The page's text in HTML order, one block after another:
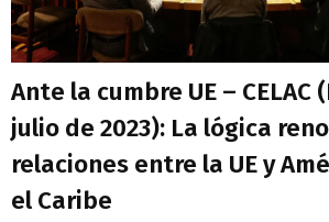
Ante la cumbre UE – CELAC
julio de 2023): La lógica
relaciones entre la UE y
el Caribe